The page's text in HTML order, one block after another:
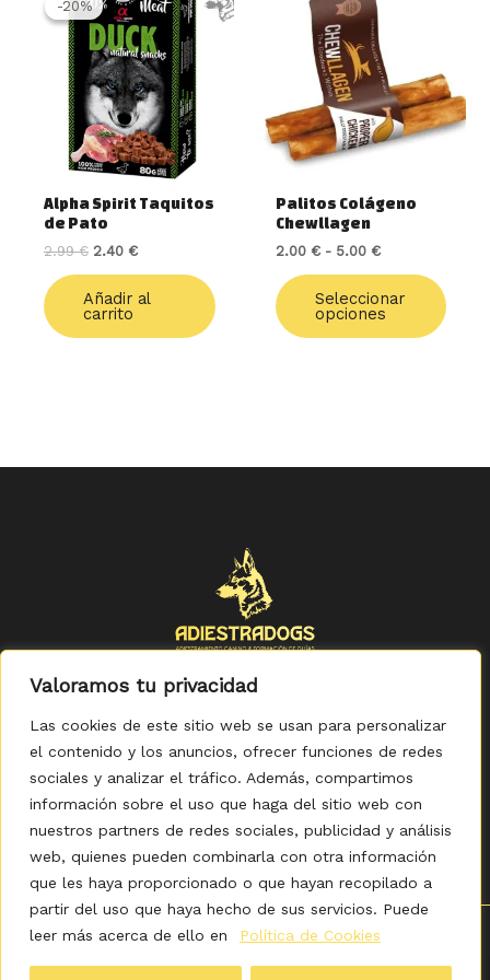
Valoramos tu privacidad
Las cookies de este sitio web se usan para personalizar
el contenido y los anuncios, ofrecer funciones de redes
sociales y analizar el tráfico. Además, compartimos
información sobre el uso que haga del sitio web con
nuestros partners de redes sociales, publicidad y análisis
web, quienes pueden combinarla con otra información
que les haya proporcionado o que hayan recopilado a
partir del uso que haya hecho de sus servicios. Puede
leer más acerca de ello en
Política de Cookies
-20%
-20%
Alpha Spirit Taquitos
de Pato
2.99€
original
era:
2.99 €.
2.40 €
actual
es:
2.40 €.
Añadir al
carrito
Palitos Colágeno
Chewllagen
2.00 € - 5.00 €
desde
2.00 €
hasta
5.00 €
Seleccionar
opciones
Las
Política de Privacidad -Política de Cookies-Aviso legal
Accesibilidad- Condiciones Generales de Compra